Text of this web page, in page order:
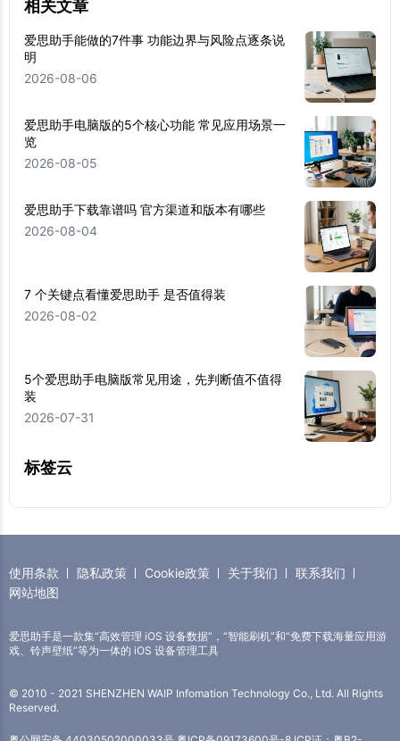
相关文章
爱思助手能做的7件事 功能边界与风险点逐条说
明
2026-08-06
爱思助手电脑版的5个核心功能 常见应用场景一
览
2026-08-05
爱思助手下载靠谱吗 官方渠道和版本有哪些
2026-08-04
7 个关键点看懂爱思助手 是否值得装
2026-08-02
5个爱思助手电脑版常见用途，先判断值不值得
装
2026-07-31
标签云
使用条款 隐私政策 Cookie政策 关于我们
联系我们
网站地图
爱思助手是一款集“高效管理 iOS 设备数据”，“智能刷机”和“免费下载海量应用游
戏、铃声壁纸”等为一体的 iOS 设备管理工具
© 2010 - 2021 SHENZHEN WAIP Infomation Technology Co., Ltd. All Rights
Reserved.